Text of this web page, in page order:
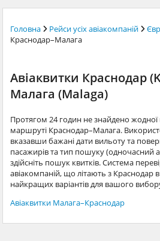
Головна Рейси усіх авіакомпаній
Краснодар–Малага
Авіаквитки Краснодар
Малага (Malaga)
Протягом 24 годин не знайдено жодної
маршруті Краснодар–Малага.
вказавши бажані дати вильоту та
пасажирів та тип пошуку (одночасний
здійсніть пошук квитків. Система
авіакомпаній, що літають з Краснодар
найкращих варіантів для вашого
Авіаквитки Малага–Краснодар